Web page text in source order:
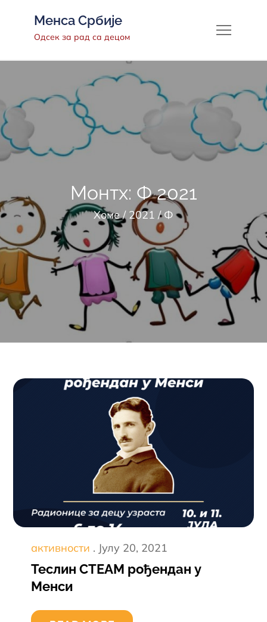
цонтент
Менса Србије
Одсек за рад са децом
Монтх: Ф 2021
Хоме 2021 Ф
активности
Постед
он
Јулy 20, 2021
Теслин СТЕАМ рођендан у
Менси